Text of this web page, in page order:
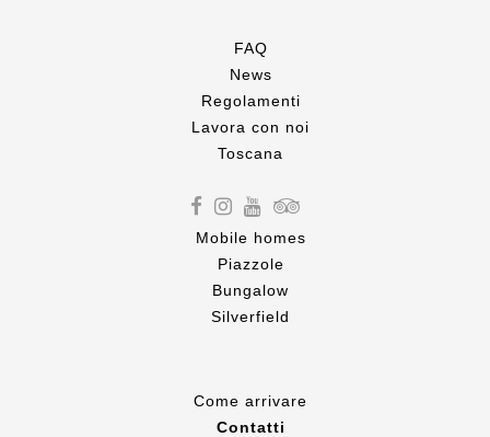
FAQ
News
Regolamenti
Lavora con noi
Toscana
Mobile homes
Piazzole
Bungalow
Silverfield
Come arrivare
Contatti